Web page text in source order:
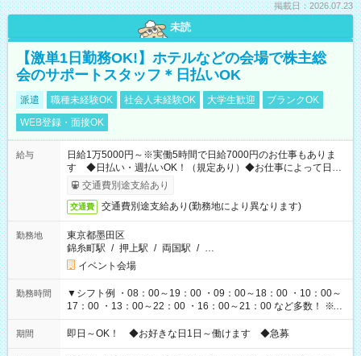
掲載日：2026.07.23
未読
【激単1日勤務OK!】ホテルなどの会場で株主総
会のサポートスタッフ＊日払いOK
派遣 職種未経験OK 社会人未経験OK 大学生歓迎
ブランクOK
WEB登録・面接OK
給与
日給1万5000円～※実働5時間で日給7000円のお仕事もありま
す ◆日払い・週払いOK！（規定あり）◆お仕事によって日給
も異なります
交通費別途支給あり
交通費 交通費別途支給あり(勤務地により異なります)
勤務地
東京都墨田区
錦糸町駅 / 押上駅 / 両国駅 / …
イベント会場
勤務時間
▼シフト例 ・08：00～19：00 ・09：00～18：00 ・10：00～
17：00 ・13：00～22：00 ・16：00～21：00 など多数！ ※お
仕事により勤務時間が異なります
期間 即日～OK！ ◆お好きな日1日～働けます ◆急募